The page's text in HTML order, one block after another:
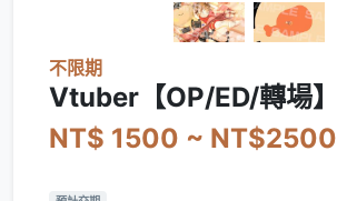
不限期
Vtuber【OP/ED/轉場】
NT$ 1500 ~ NT$2500